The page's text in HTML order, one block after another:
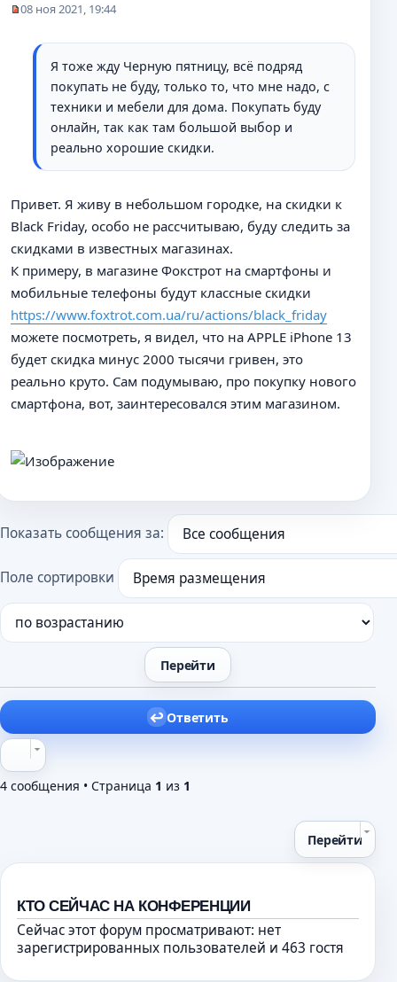
о
е
о
о
б
щ
е
н
и
08 ноя 2021, 19:44
Я тоже жду Черную пятницу, всё подряд
покупать не буду, только то, что мне надо, с
техники и мебели для дома. Покупать буду
онлайн, так как там большой выбор и
реально хорошие скидки.
Привет. Я живу в небольшом городке, на скидки к
Black Friday, особо не рассчитываю, буду следить за
скидками в известных магазинах.
К примеру, в магазине Фокстрот на смартфоны и
мобильные телефоны будут классные скидки
https://www.foxtrot.com.ua/ru/actions/black_friday
можете посмотреть, я видел, что на APPLE iPhone 13
будет скидка минус 2000 тысячи гривен, это
реально круто. Сам подумываю, про покупку нового
смартфона, вот, заинтересовался этим магазином.
Показать сообщения за:
Поле сортировки
Ответить
4 сообщения • Страница 1 из 1
Перейти
КТО СЕЙЧАС НА КОНФЕРЕНЦИИ
Сейчас этот форум просматривают: нет
зарегистрированных пользователей и 463 гостя